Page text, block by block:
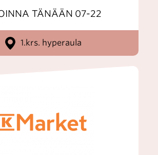
TÄNÄÄN 07-22
1.krs. hyperaula